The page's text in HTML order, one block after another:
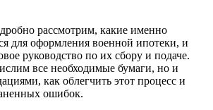
рассмотрим, какие именно
для оформления военной ипотеки, и
руководство по их сбору и подаче.
все необходимые бумаги, но и
как облегчить этот процесс и
ошибок.